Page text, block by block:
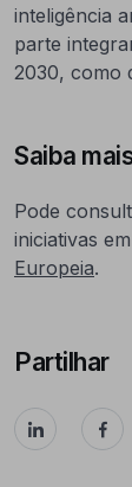
inteligência
parte
2030, como
Saiba
Pode
iniciativas
Europeia.
Partilhar